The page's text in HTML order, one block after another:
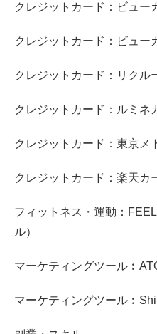
クレジットカード：ビュー
クレジットカード：ビュー
クレジットカード：リクル
クレジットカード：ルミネ
クレジットカード：東京メ
クレジットカード：楽天カ
フィットネス・運動：
ル）
マーケティングツール
マーケティングツール